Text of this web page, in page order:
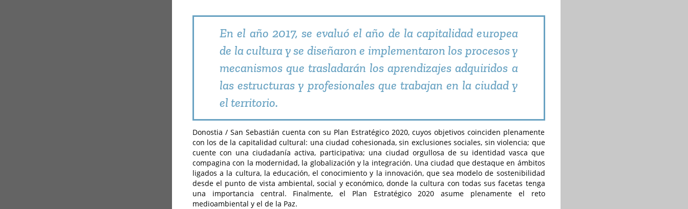
En el año 2017, se evaluó el año de la capitalidad europea
de la cultura y se diseñaron e implementaron los procesos y
mecanismos que trasladarán los aprendizajes adquiridos a
las estructuras y profesionales que trabajan en la ciudad y
el territorio.
Donostia / San Sebastián cuenta con su Plan Estratégico 2020, cuyos objetivos coinciden plenamente
con los de la capitalidad cultural: una ciudad cohesionada, sin exclusiones sociales, sin violencia; que
cuente con una ciudadanía activa, participativa; una ciudad orgullosa de su identidad vasca que
compagina con la modernidad, la globalización y la integración. Una ciudad que destaque en ámbitos
ligados a la cultura, la educación, el conocimiento y la innovación, que sea modelo de sostenibilidad
desde el punto de vista ambiental, social y económico, donde la cultura con todas sus facetas tenga
una importancia central. Finalmente, el Plan Estratégico 2020 asume plenamente el reto
medioambiental y el de la Paz.